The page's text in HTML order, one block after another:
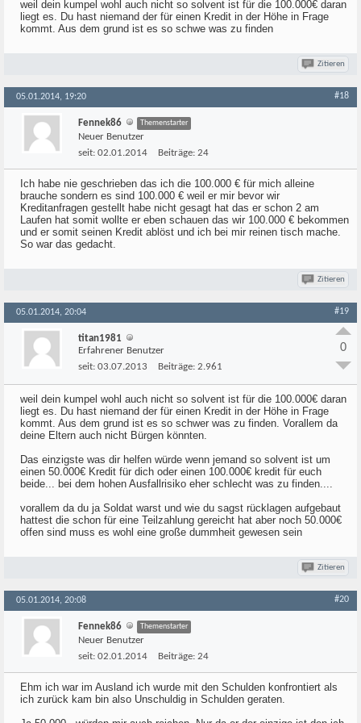
weil dein kumpel wohl auch nicht so solvent ist für die 100.000€ daran
liegt es. Du hast niemand der für einen Kredit in der Höhe in Frage
kommt. Aus dem grund ist es so schwe was zu finden
Zitieren
05.01.2014, 19:20 #18
Fennek86 Themenstarter
Neuer Benutzer
seit: 02.01.2014 Beiträge: 24
Ich habe nie geschrieben das ich die 100.000 € für mich alleine
brauche sondern es sind 100.000 € weil er mir bevor wir
Kreditanfragen gestellt habe nicht gesagt hat das er schon 2 am
Laufen hat somit wollte er eben schauen das wir 100.000 € bekommen
und er somit seinen Kredit ablöst und ich bei mir reinen tisch mache.
So war das gedacht.
Zitieren
05.01.2014, 20:04 #19
titan1981
Erfahrener Benutzer
seit: 03.07.2013 Beiträge: 2.961
0
weil dein kumpel wohl auch nicht so solvent ist für die 100.000€ daran
liegt es. Du hast niemand der für einen Kredit in der Höhe in Frage
kommt. Aus dem grund ist es so schwer was zu finden. Vorallem da
deine Eltern auch nicht Bürgen könnten.
Das einzigste was dir helfen würde wenn jemand so solvent ist um
einen 50.000€ Kredit für dich oder einen 100.000€ kredit für euch
beide... bei dem hohen Ausfallrisiko eher schlecht was zu finden....
vorallem da du ja Soldat warst und wie du sagst rücklagen aufgebaut
hattest die schon für eine Teilzahlung gereicht hat aber noch 50.000€
offen sind muss es wohl eine große dummheit gewesen sein
Zitieren
05.01.2014, 20:08 #20
Fennek86 Themenstarter
Neuer Benutzer
seit: 02.01.2014 Beiträge: 24
Ehm ich war im Ausland ich wurde mit den Schulden konfrontiert als
ich zurück kam bin also Unschuldig in Schulden geraten.